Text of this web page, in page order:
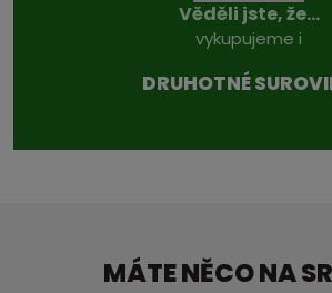
Věděli jste, že...
vykupujeme i
DRUHOTNÉ
MÁTE NĚCO NA